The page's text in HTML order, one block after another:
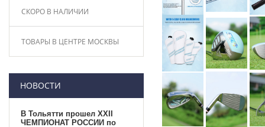
СКОРО В НАЛИЧИИ
ТОВАРЫ В ЦЕНТРЕ МОСКВЫ
НОВОСТИ
В Тольятти прошел XXII
ЧЕМПИОНАТ РОССИИ по